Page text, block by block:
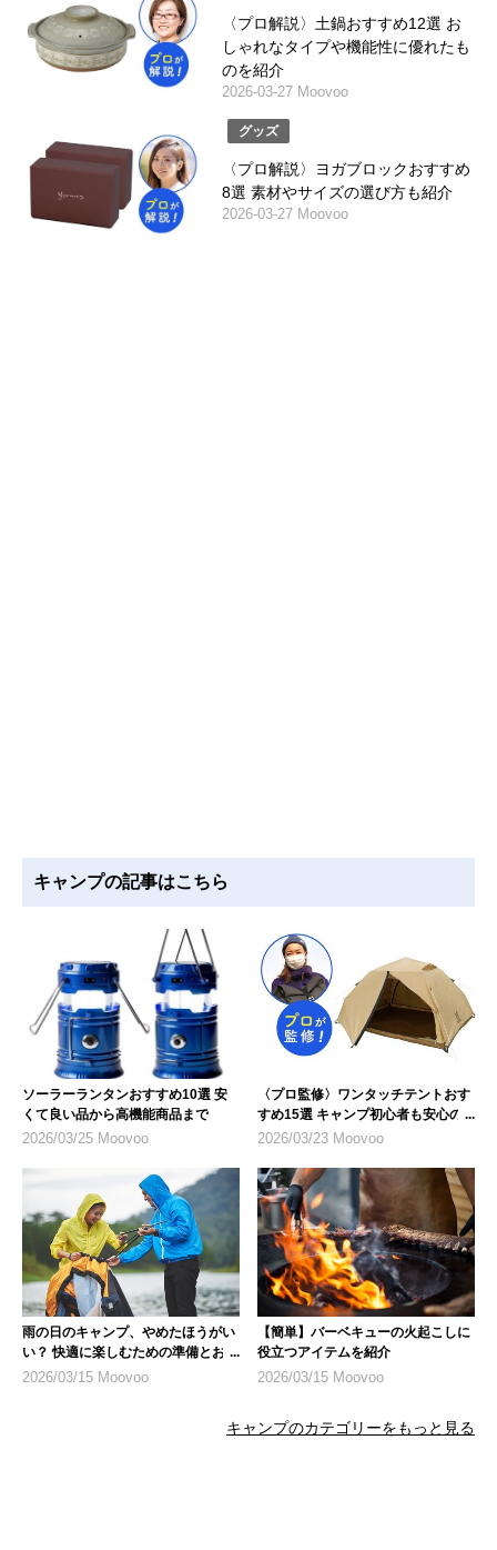
〈プロ解説〉土鍋おすすめ12選 お
しゃれなタイプや機能性に優れたも
のを紹介
2026-03-27 Moovoo
グッズ
〈プロ解説〉ヨガブロックおすすめ
8選 素材やサイズの選び方も紹介
2026-03-27 Moovoo
キャンプの記事はこちら
ソーラーランタンおすすめ10選 安
くて良い品から高機能商品まで
2026/03/25 Moovoo
〈プロ監修〉ワンタッチテントおす
すめ15選 キャンプ初心者も安心の
人気モデル
2026/03/23 Moovoo
雨の日のキャンプ、やめたほうがい
い？ 快適に楽しむための準備とおす
すめ商品
2026/03/15 Moovoo
【簡単】バーベキューの火起こしに
役立つアイテムを紹介
2026/03/15 Moovoo
キャンプのカテゴリーをもっと見る